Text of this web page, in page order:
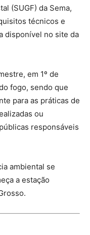
(SUGF) da Sema,
técnicos e
disponível no site da
em 1º de
fogo, sendo que
para as práticas de
ou
responsáveis
ambiental se
a estação